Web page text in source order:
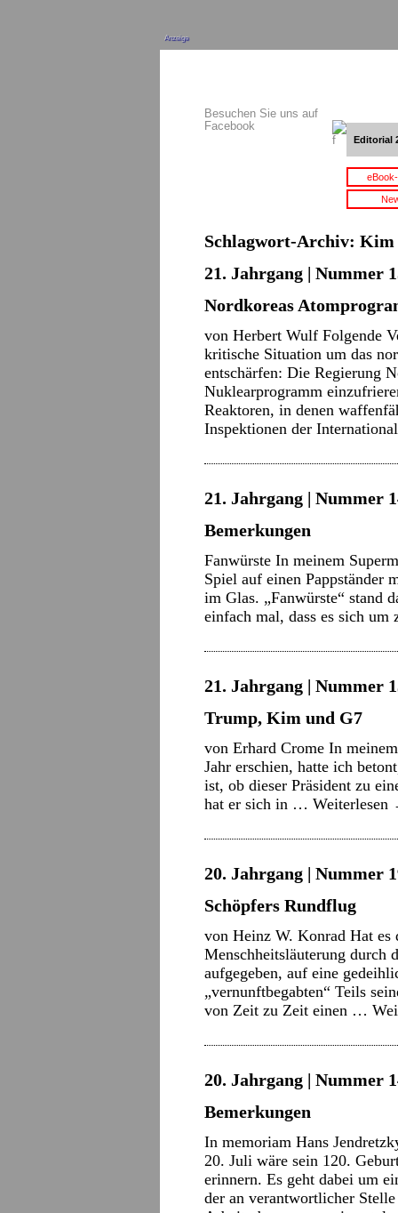
Anzeige
Besuchen Sie uns auf
Facebook
Editorial
Schlagwort-Archiv: Kim
21. Jahrgang | Nummer
Nordkoreas
von Herbert Wulf Folgende
kritische Situation um das
entschärfen: Die Regierung
Nuklearprogramm
Reaktoren, in denen
Inspektionen der
21. Jahrgang | Nummer
Bemerkungen
Fanwürste In meinem
Spiel auf einen Pappständer
im Glas. „Fanwürste“ stand
einfach mal, dass es sich
21. Jahrgang | Nummer
Trump, Kim und G7
von Erhard Crome In
Jahr erschien, hatte ich
ist, ob dieser Präsident zu
hat er sich in … Weiterlesen
20. Jahrgang | Nummer
Schöpfers Rundflug
von Heinz W. Konrad Hat es
Menschheitsläuterung durch
aufgegeben, auf eine
„vernunftbegabten“ Teils
von Zeit zu Zeit einen …
20. Jahrgang | Nummer
Bemerkungen
In memoriam Hans
20. Juli wäre sein 120.
erinnern. Es geht dabei um
der an verantwortlicher